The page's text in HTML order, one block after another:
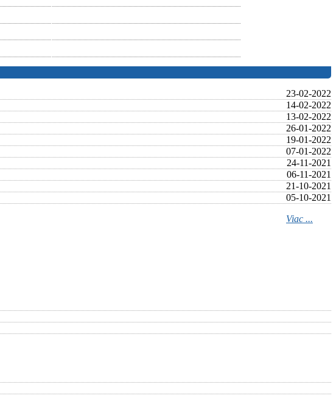
23-02-2022
14-02-2022
13-02-2022
26-01-2022
19-01-2022
07-01-2022
24-11-2021
06-11-2021
21-10-2021
05-10-2021
Viac ...